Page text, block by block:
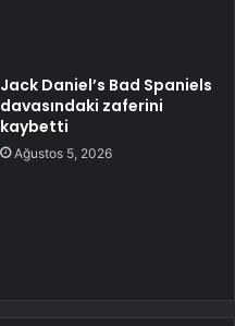
Jack Daniel’s Bad Spaniels
davasındaki zaferini
kaybetti
Ağustos 5, 2026